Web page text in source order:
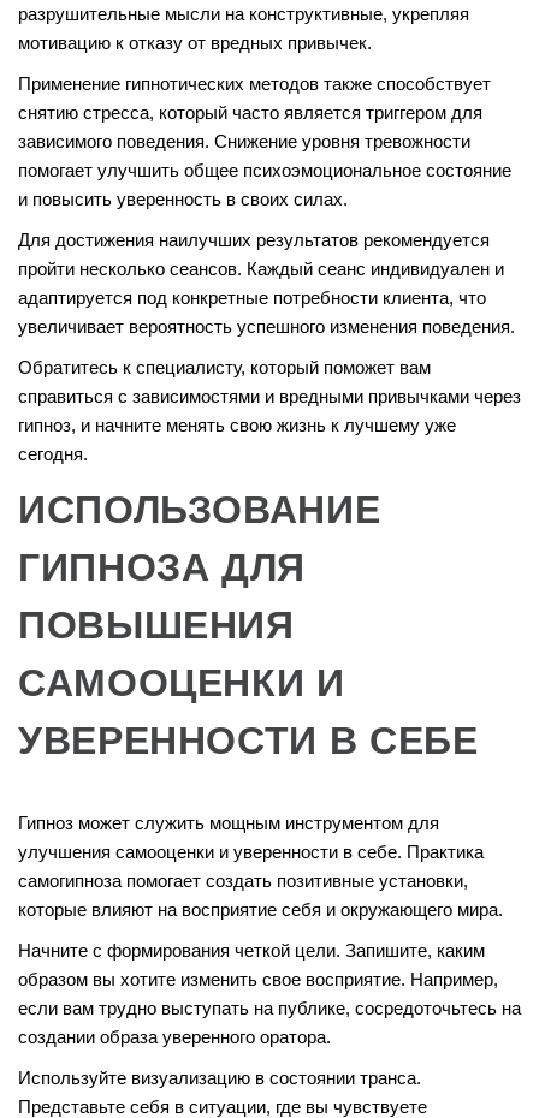
разрушительные мысли на конструктивные, укрепляя
мотивацию к отказу от вредных привычек.
Применение гипнотических методов также способствует
снятию стресса, который часто является триггером для
зависимого поведения. Снижение уровня тревожности
помогает улучшить общее психоэмоциональное состояние
и повысить уверенность в своих силах.
Для достижения наилучших результатов рекомендуется
пройти несколько сеансов. Каждый сеанс индивидуален и
адаптируется под конкретные потребности клиента, что
увеличивает вероятность успешного изменения поведения.
Обратитесь к специалисту, который поможет вам
справиться с зависимостями и вредными привычками через
гипноз, и начните менять свою жизнь к лучшему уже
сегодня.
ИСПОЛЬЗОВАНИЕ
ГИПНОЗА ДЛЯ
ПОВЫШЕНИЯ
САМООЦЕНКИ И
УВЕРЕННОСТИ В СЕБЕ
Гипноз может служить мощным инструментом для
улучшения самооценки и уверенности в себе. Практика
самогипноза помогает создать позитивные установки,
которые влияют на восприятие себя и окружающего мира.
Начните с формирования четкой цели. Запишите, каким
образом вы хотите изменить свое восприятие. Например,
если вам трудно выступать на публике, сосредоточьтесь на
создании образа уверенного оратора.
Используйте визуализацию в состоянии транса.
Представьте себя в ситуации, где вы чувствуете